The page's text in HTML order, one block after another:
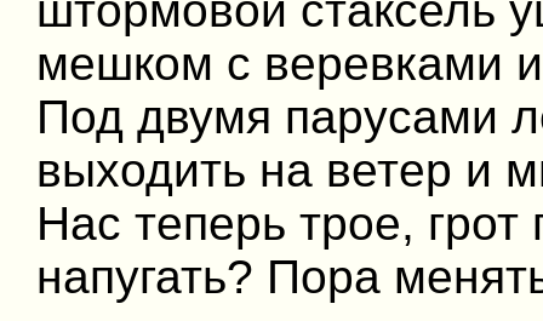
мешком с веревками
Под двумя парусами
выходить на ветер и
Нас теперь трое,
напугать? Пора